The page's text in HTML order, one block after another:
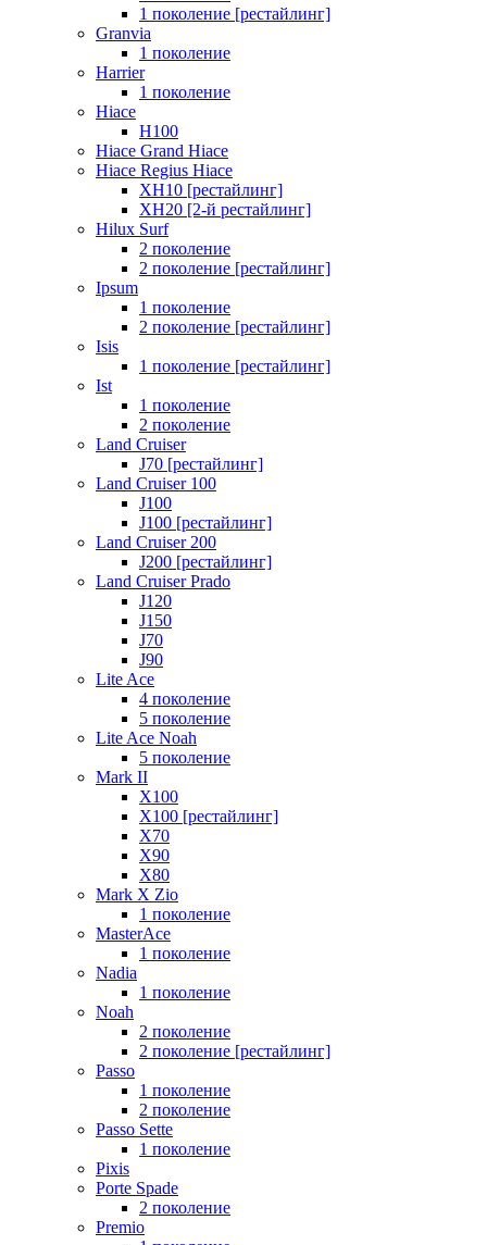
1 поколение [рестайлинг]
Granvia
1 поколение
Harrier
1 поколение
Hiace
H100
Hiace Grand Hiace
Hiace Regius Hiace
XH10 [рестайлинг]
XH20 [2-й рестайлинг]
Hilux Surf
2 поколение
2 поколение [рестайлинг]
Ipsum
1 поколение
2 поколение [рестайлинг]
Isis
1 поколение [рестайлинг]
Ist
1 поколение
2 поколение
Land Cruiser
J70 [рестайлинг]
Land Cruiser 100
J100
J100 [рестайлинг]
Land Cruiser 200
J200 [рестайлинг]
Land Cruiser Prado
J120
J150
J70
J90
Lite Ace
4 поколение
5 поколение
Lite Ace Noah
5 поколение
Mark II
X100
X100 [рестайлинг]
X70
X90
Х80
Mark X Zio
1 поколение
MasterAce
1 поколение
Nadia
1 поколение
Noah
2 поколение
2 поколение [рестайлинг]
Passo
1 поколение
2 поколение
Passo Sette
1 поколение
Pixis
Porte Spade
2 поколение
Premio